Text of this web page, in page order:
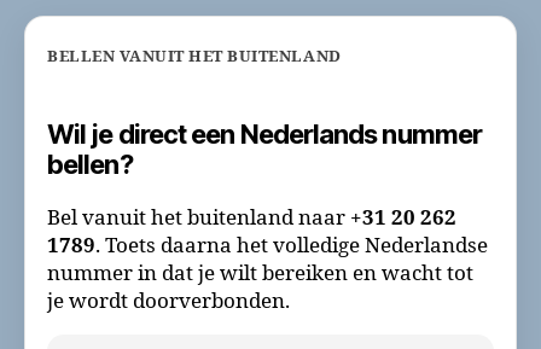
BELLEN VANUIT HET BUITENLAND
Wil je direct een Nederlands nummer
bellen?
Bel vanuit het buitenland naar +31 20 262
1789. Toets daarna het volledige Nederlandse
nummer in dat je wilt bereiken en wacht tot
je wordt doorverbonden.